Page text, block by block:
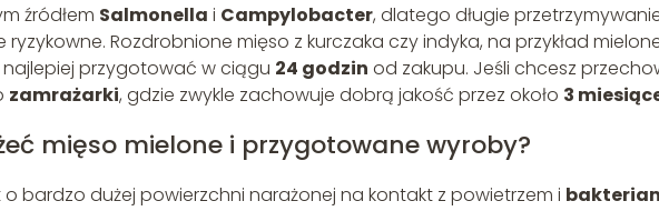
źródłem Salmonella i Campylobacter, dlatego długie
Rozdrobnione mięso z kurczaka czy indyka, na przykład
przygotować w ciągu 24 godzin od zakupu. Jeśli chcesz
zamrażarki, gdzie zwykle zachowuje dobrą jakość przez około 3
mięso mielone i przygotowane wyroby?
bardzo dużej powierzchni narażonej na kontakt z powietrzem i